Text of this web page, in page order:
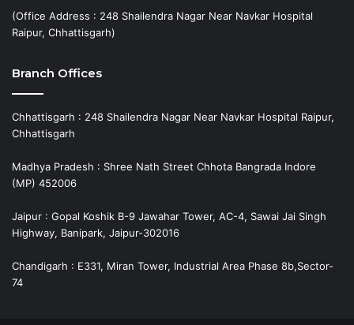
(Office Address : 248 Shailendra Nagar Near Navkar Hospital
Raipur, Chhattisgarh)
Branch Offices
Chhattisgarh : 248 Shailendra Nagar Near Navkar Hospital Raipur,
Chhattisgarh
Madhya Pradesh : Shree Nath Street Chhota Bangrada Indore
(MP) 452006
Jaipur : Gopal Koshik B-9 Jawahar Tower, AC-4, Sawai Jai Singh
Highway, Banipark, Jaipur-302016
Chandigarh : E331, Miran Tower, Industrial Area Phase 8b,Sector-
74